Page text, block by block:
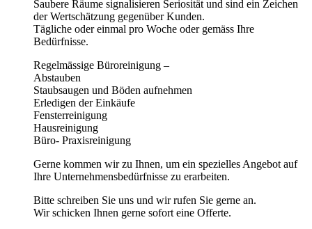
Saubere Räume signalisieren Seriosität und sind ein Zeichen
der Wertschätzung gegenüber Kunden.
Tägliche oder einmal pro Woche oder gemäss Ihre
Bedürfnisse.
Regelmässige Büroreinigung –
Abstauben
Staubsaugen und Böden aufnehmen
Erledigen der Einkäufe
Fensterreinigung
Hausreinigung
Büro- Praxisreinigung
Gerne kommen wir zu Ihnen, um ein spezielles Angebot auf
Ihre Unternehmensbedürfnisse zu erarbeiten.
Bitte schreiben Sie uns und wir rufen Sie gerne an.
Wir schicken Ihnen gerne sofort eine Offerte.